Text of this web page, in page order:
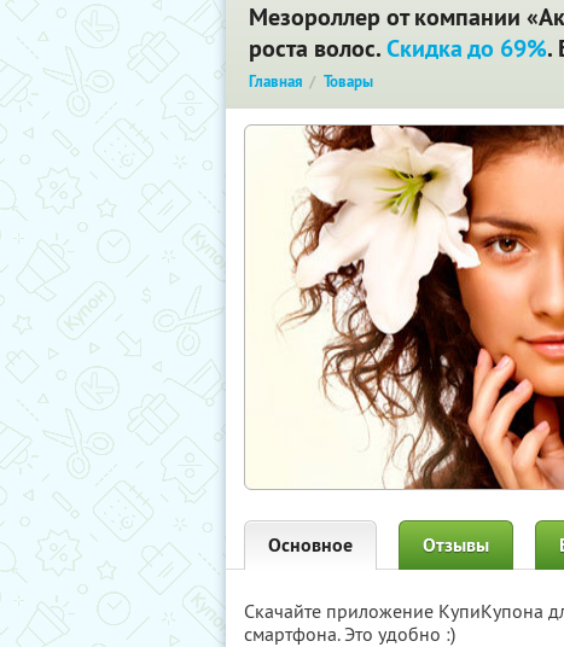
Мезороллер от компании
роста волос.Скидка до 69%.
Главная Товары
Основное Отзывы
Скачайте приложение КупиКупона
смартфона. Это удобно :)